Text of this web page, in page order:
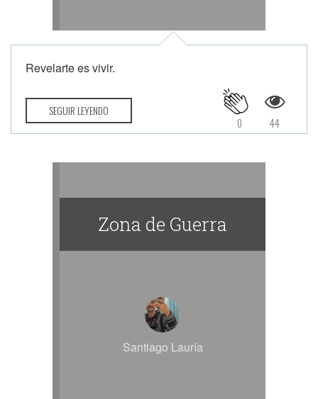
Revelarte es vivir.
SEGUIR LEYENDO
44
0
Zona de Guerra
Santiago Lauría